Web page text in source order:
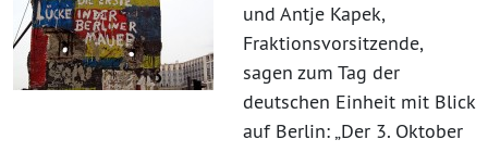
und Antje Kapek,
Fraktionsvorsitzende,
sagen zum Tag der
deutschen Einheit mit Blick
auf Berlin: „Der 3. Oktober